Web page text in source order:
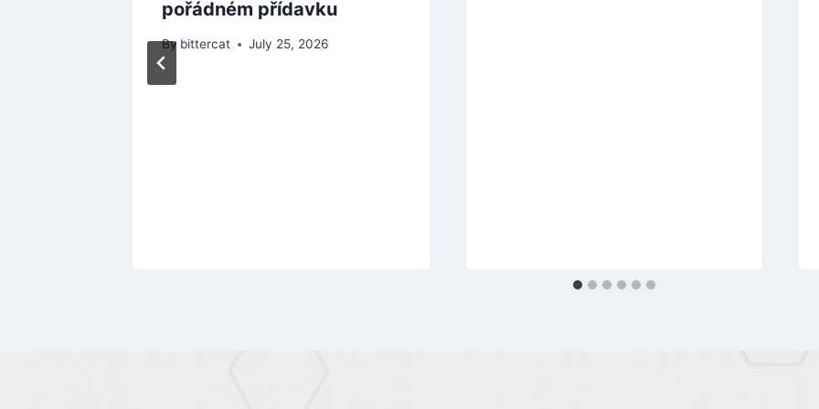
pořádném přídavku
By bittercat July 25, 2026